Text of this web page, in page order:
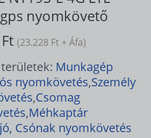
nyomkövető
(23.228 Ft + Áfa)
Munkagép
nyomkövetés,Személy
,Csomag
,Méhkaptár
Csónak nyomkövetés